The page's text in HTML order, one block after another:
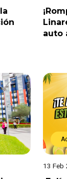
auto
13 Feb